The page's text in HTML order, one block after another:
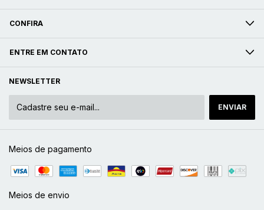
CONFIRA
ENTRE EM CONTATO
NEWSLETTER
Meios de pagamento
Meios de envio